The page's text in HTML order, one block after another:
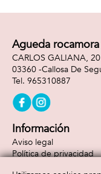
Agueda
CARLOS GALIANA, 20
03360 -Callosa De
965310887
Información
Aviso legal
Política de privacidad